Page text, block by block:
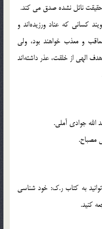
حقيقت نائل نشده صدق مي کند.
كساني كه عناد ورزيده‌اند و
و معذب خواهند بود، ولي
الهي از خلقت، عذر داشته‌اند
به كتاب ر.ك: خود شناسي
كنيد.